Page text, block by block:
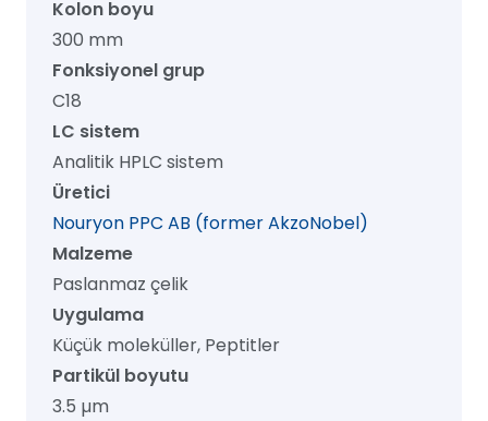
µm,
mm
300
mm,
1/pk
adet
Kolon boyu
300 mm
Fonksiyonel grup
C18
LC sistem
Analitik HPLC sistem
Üretici
Nouryon PPC AB (former AkzoNobel)
Malzeme
Paslanmaz çelik
Uygulama
Küçük moleküller, Peptitler
Partikül boyutu
3.5 µm